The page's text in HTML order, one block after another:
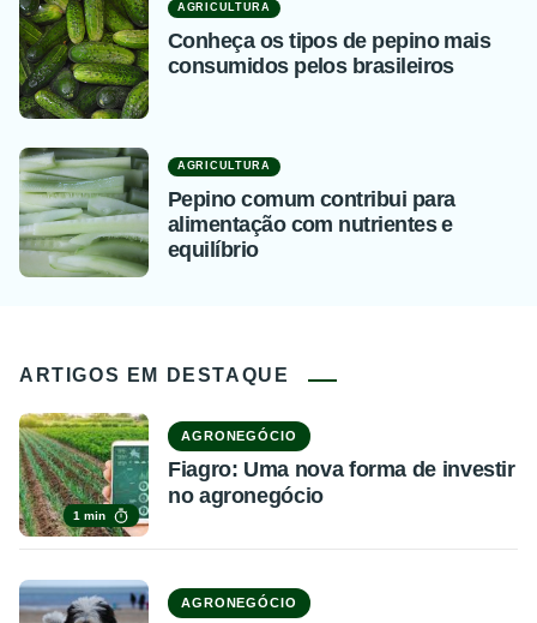
AGRICULTURA
Conheça os tipos de pepino mais
consumidos pelos brasileiros
AGRICULTURA
Pepino comum contribui para
alimentação com nutrientes e
equilíbrio
ARTIGOS EM DESTAQUE
1 min
AGRONEGÓCIO
Fiagro: Uma nova forma de investir
no agronegócio
AGRONEGÓCIO